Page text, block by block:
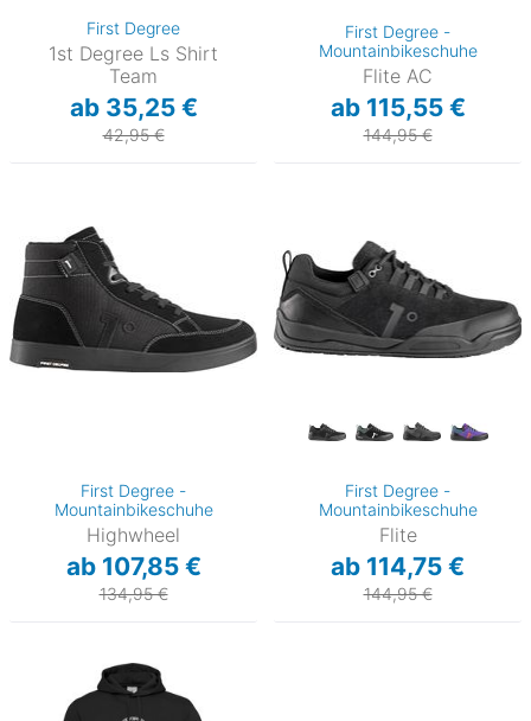
First Degree
1st Degree Ls Shirt
Team
ab 35,25 €
42,95 €
First Degree -
Mountainbikeschuhe
Flite AC
ab 115,55 €
144,95 €
First Degree -
Mountainbikeschuhe
Highwheel
ab 107,85 €
134,95 €
First Degree -
Mountainbikeschuhe
Flite
ab 114,75 €
144,95 €